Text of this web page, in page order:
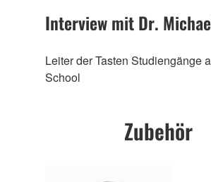
Interview mit Dr.
Leiter der Tasten Studiengänge
School
Zubehör